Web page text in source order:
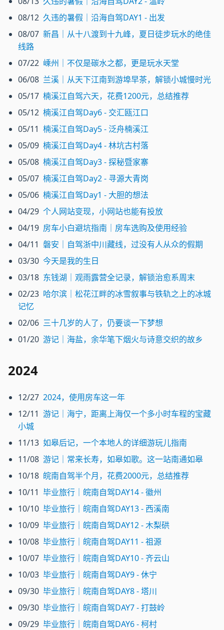
08/12 久违的暑假｜沿海自驾DAY1 - 出发
08/07 新昌｜从十八渡到十九峰，夏日徒步玩水的绝佳
线路
07/22 嵊州｜不仅是碳水之都，更是玩水天堂
06/08 兰溪｜从天下江南到游埠早茶，解锁小城慢时光
05/17 楠溪江自驾六天，花费1200元，总结推荐
05/12 楠溪江自驾Day6 - 交汇瓯江口
05/11 楠溪江自驾Day5 - 泛舟楠溪江
05/09 楠溪江自驾Day4 - 林坑古村落
05/08 楠溪江自驾Day3 - 探秘暨家寨
05/07 楠溪江自驾Day2 - 寻源大青岗
05/06 楠溪江自驾Day1 - 大胆的想法
04/29 个人网站变现，小网站也能有投放
04/19 房车小白避坑指南｜房车选购及使用经验
04/11 磐安｜自驾浙中川藏线，过没有人从众的假期
03/30 今天是我的生日
03/18 东钱湖｜观雨露营全记录，解锁治愈系周末
02/23 哈尔滨｜松花江畔的冰雪叙事与铁轨之上的冰城
记忆
02/06 三十几岁的人了，仍要谈一下梦想
01/20 游记｜海盐，余华笔下烟火与诗意交织的故乡
2024
12/27 2024，使用房车这一年
12/11 游记｜海宁，距离上海仅一个多小时车程的宝藏
小城
11/13 如皋后记，一个本地人的详细游玩儿指南
11/08 游记｜常来长寿，如皋如歌。这一站南通如皋
10/18 皖南自驾半个月，花费2000元，总结推荐
10/11 毕业旅行｜皖南自驾DAY14 - 徽州
10/10 毕业旅行｜皖南自驾DAY13 - 西溪南
10/09 毕业旅行｜皖南自驾DAY12 - 木梨硔
10/08 毕业旅行｜皖南自驾DAY11 - 祖源
10/07 毕业旅行｜皖南自驾DAY10 - 齐云山
10/03 毕业旅行｜皖南自驾DAY9 - 休宁
09/30 毕业旅行｜皖南自驾DAY8 - 塔川
09/30 毕业旅行｜皖南自驾DAY7 - 打鼓岭
09/29 毕业旅行｜皖南自驾DAY6 - 柯村